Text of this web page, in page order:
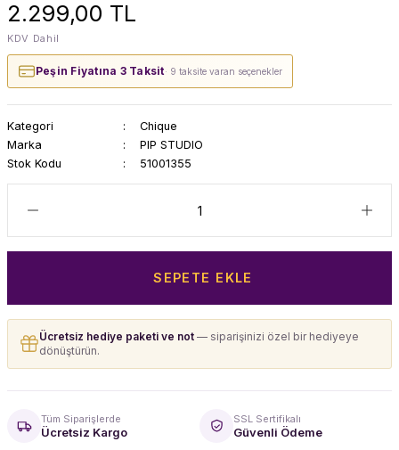
2.299,00 TL
KDV Dahil
Peşin Fiyatına 3 Taksit· 9 taksite varan seçenekler
Kategori
Chique
Marka
PIP STUDIO
Stok Kodu
51001355
SEPETE EKLE
Ücretsiz hediye paketi ve not — siparişinizi özel bir hediyeye
dönüştürün.
Tüm Siparişlerde
Ücretsiz Kargo
SSL Sertifikalı
Güvenli Ödeme